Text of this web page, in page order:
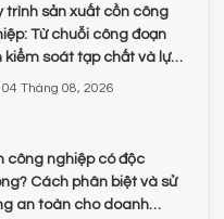
trình sản xuất cồn công
Từ chuỗi công đoạn
kiểm soát tạp chất và lựa
hóa chất
04 Tháng 08, 2026
công nghiệp có độc
Cách phân biệt và sử
an toàn cho doanh